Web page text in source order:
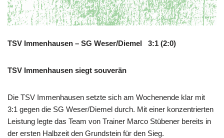
TSV Immenhausen – SG Weser/Diemel 3:1 (2:0)
TSV Immenhausen siegt souverän
Die TSV Immenhausen setzte sich am Wochenende klar mit
3:1 gegen die SG Weser/Diemel durch. Mit einer konzentrierten
Leistung legte das Team von Trainer Marco Stübener bereits in
der ersten Halbzeit den Grundstein für den Sieg.